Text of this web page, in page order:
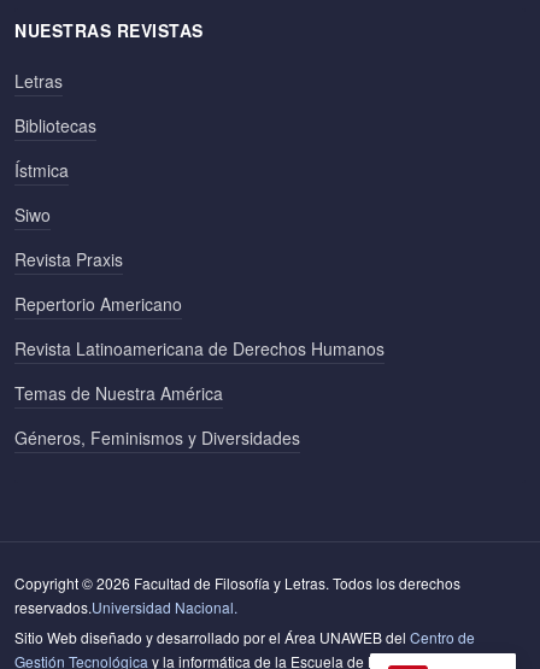
NUESTRAS REVISTAS
Letras
Bibliotecas
Ístmica
Siwo
Revista Praxis
Repertorio Americano
Revista Latinoamericana de Derechos Humanos
Temas de Nuestra América
Géneros, Feminismos y Diversidades
Copyright © 2026 Facultad de Filosofía y Letras. Todos los derechos
reservados.Universidad Nacional.
Sitio Web diseñado y desarrollado por el Área UNAWEB del Centro de
Gestión Tecnológica y la informática de la Escuela de Literatura y Ciencias